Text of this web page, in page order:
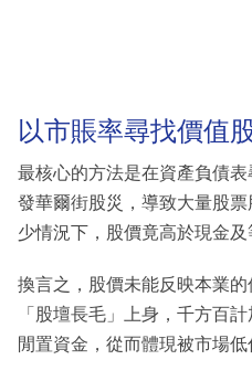
以市賬率尋找價值
最核心的方法是在資產負債
發華爾街股災，導致大量股
少情況下，股價竟高於現金及
換言之，股價未能反映本業
「股壇長毛」上身，千方百
閒置資金，從而體現被市場低